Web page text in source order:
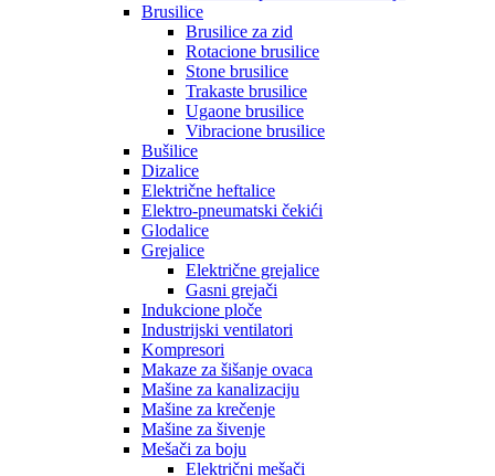
Brusilice
Brusilice za zid
Rotacione brusilice
Stone brusilice
Trakaste brusilice
Ugaone brusilice
Vibracione brusilice
Bušilice
Dizalice
Električne heftalice
Elektro-pneumatski čekići
Glodalice
Grejalice
Električne grejalice
Gasni grejači
Indukcione ploče
Industrijski ventilatori
Kompresori
Makaze za šišanje ovaca
Mašine za kanalizaciju
Mašine za krečenje
Mašine za šivenje
Mešači za boju
Električni mešači